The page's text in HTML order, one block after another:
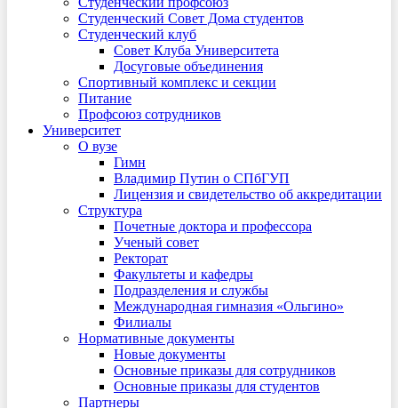
Студенческий Совет Дома студентов
Студенческий клуб
Совет Клуба Университета
Досуговые объединения
Спортивный комплекс и секции
Питание
Профсоюз сотрудников
Университет
О вузе
Гимн
Владимир Путин о СПбГУП
Лицензия и свидетельство об аккредитации
Структура
Почетные доктора и профессора
Ученый совет
Ректорат
Факультеты и кафедры
Подразделения и службы
Международная гимназия «Ольгино»
Филиалы
Нормативные документы
Новые документы
Основные приказы для сотрудников
Основные приказы для студентов
Партнеры